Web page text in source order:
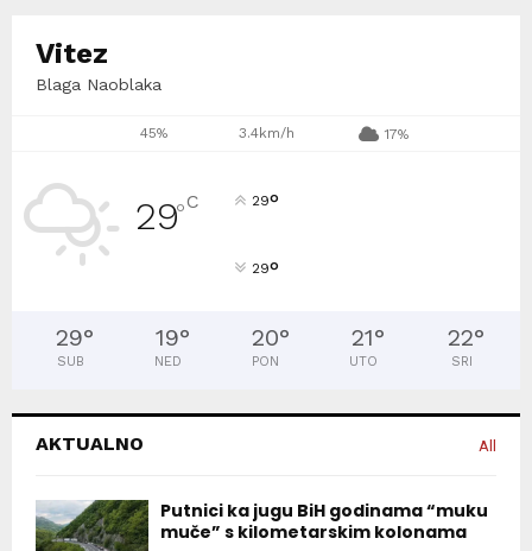
Vitez
Blaga Naoblaka
45% 3.4km/h 17%
29°C 29°
29°
29°
SUB
19°
NED
20°
PON
21°
UTO
22°
SRI
AKTUALNO All
Putnici ka jugu BiH godinama “muku
muče” s kilometarskim kolonama